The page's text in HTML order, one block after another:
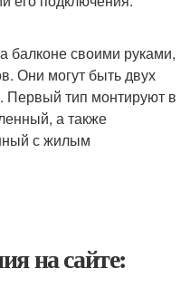
балконе своими руками,
Они могут быть двух
Первый тип монтируют в
а также
с жилым
на сайте: